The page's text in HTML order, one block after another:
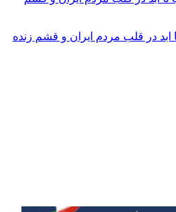
ابد در قلب مردم ایران و قشم زنده